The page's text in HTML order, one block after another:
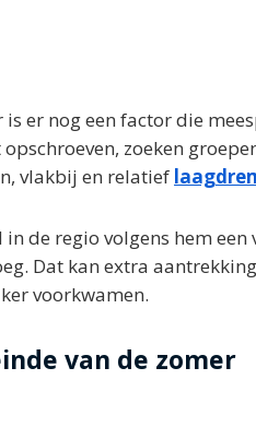
er nog een factor die
zoeken
vlakbij en relatief
de regio volgens hem
Dat kan extra
voorkwamen.
van de zomer